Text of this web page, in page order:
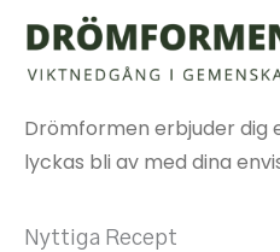
Drömformen erbjuder dig
lyckas bli av med dina
Nyttiga Recept